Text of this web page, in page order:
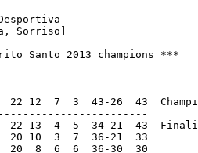
Sorriso]
Santo 2013 champions ***
1.Desportiva 		 22 12  7  3  43-26  43
2.Aracruz 		 22 13  4  5  34-21  43